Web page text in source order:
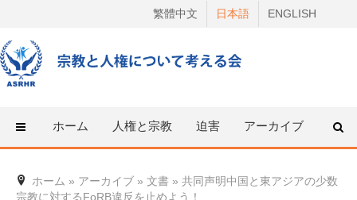
content
繁體中文 日本語 ENGLISH
ホーム 人権と宗教 迫害 アーカイブ 人権
ホーム » アーカイブ » 文書 » 共同声明中国と東アジアの少数
宗教に対するFoRB違反を止めよう！